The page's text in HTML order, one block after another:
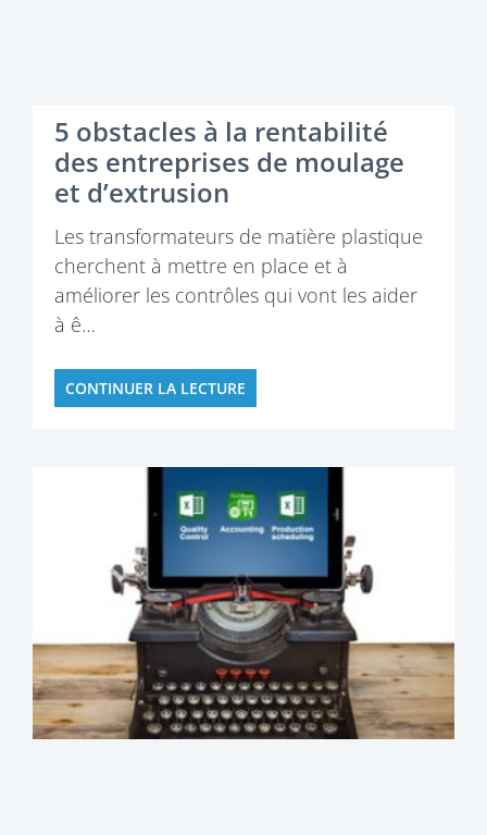
5 obstacles à la rentabilité
des entreprises de moulage
et d’extrusion
Les transformateurs de matière plastique
cherchent à mettre en place et à
améliorer les contrôles qui vont les aider
à ê…
CONTINUER LA LECTURE